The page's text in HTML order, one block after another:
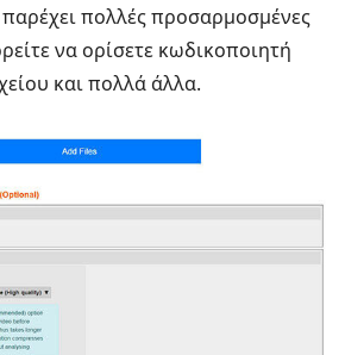
παρέχει πολλές προσαρμοσμένες
να ορίσετε κωδικοποιητή
και πολλά άλλα.